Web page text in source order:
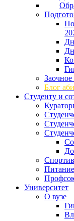
Заочное
Блог
Студенту и
Питание
Университет
О вузе